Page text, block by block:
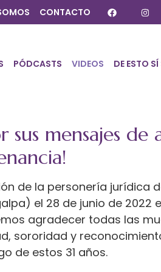
CONTACTO
PÓDCASTS VIDEOS DE ESTO
sus mensajes de
de la personería jurídica
el 28 de junio de 2022
agradecer todas las
sororidad y
de estos 31 años.